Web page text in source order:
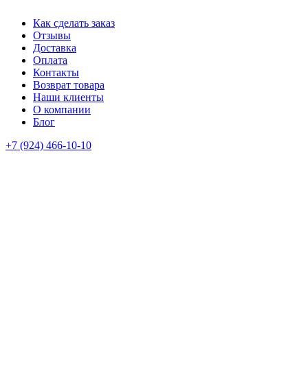
Как сделать заказ
Отзывы
Доставка
Оплата
Контакты
Возврат товара
Наши клиенты
О компании
Блог
+7 (924) 466-10-10